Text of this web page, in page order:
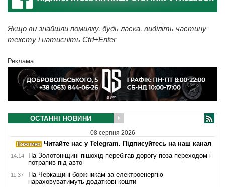
Якщо ви знайшли помилку, будь ласка, виділіть частину
тексту і натисніть Ctrl+Enter
Реклама
ОСТАННІ НОВИНИ
08 серпня 2026
Читайте нас у Telegram. Підписуйтесь на наш канал
14:14
На Золотоніщині пішохід перебігав дорогу поза переходом і
потрапив під авто
11:37
На Черкащині боржникам за електроенергію
нараховуватимуть додаткові кошти